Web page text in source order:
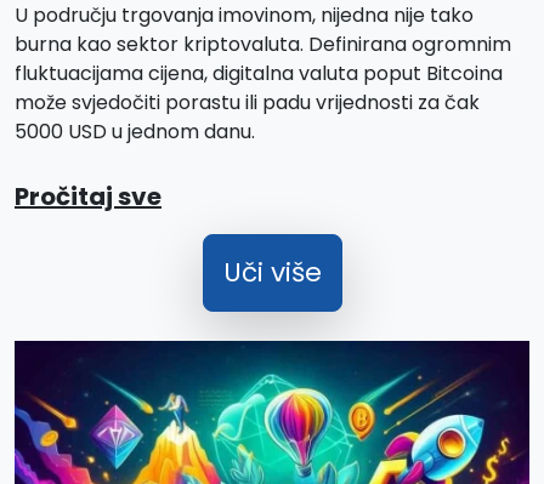
U području trgovanja imovinom, nijedna nije tako
burna kao sektor kriptovaluta. Definirana ogromnim
fluktuacijama cijena, digitalna valuta poput Bitcoina
može svjedočiti porastu ili padu vrijednosti za čak
5000 USD u jednom danu.
Pročitaj sve
Uči više